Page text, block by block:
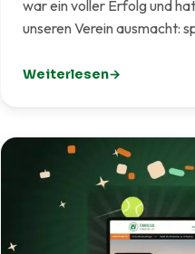
war ein voller Erfolg und
unseren Verein ausmacht:
Weiterlesen
: TCI-Sommerfest 2026